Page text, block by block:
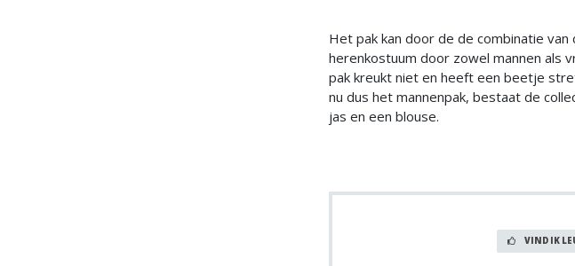
Het pak kan door de de combinatie
herenkostuum door zowel mannen als
pak kreukt niet en heeft een beetje
nu dus het mannenpak, bestaat de
jas en een blouse.
VIND IK